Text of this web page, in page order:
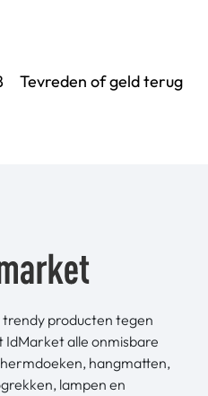
Tevreden of geld terug
trendy producten tegen
alle onmisbare
hangmatten,
lampen en